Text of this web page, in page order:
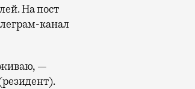
На пост
канал
—